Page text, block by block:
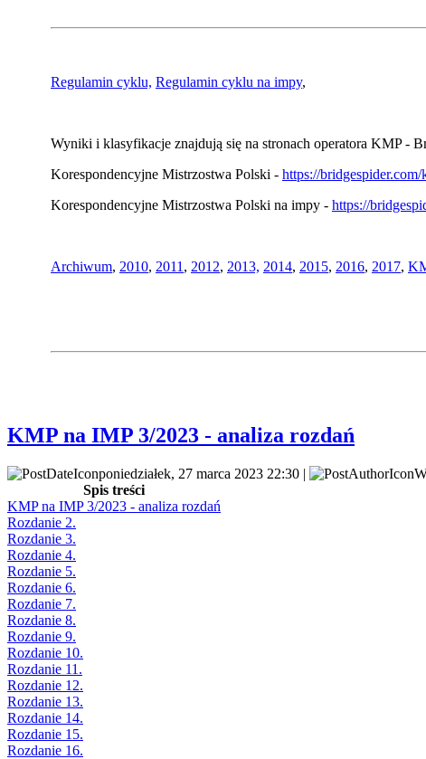
Regulamin cyklu, Regulamin cyklu na impy,
Wyniki i klasyfikacje znajdują się na stronach operatora KMP -
Korespondencyjne Mistrzostwa Polski - https://bridgespider.com/
Korespondencyjne Mistrzostwa Polski na impy - https://
Archiwum, 2010, 2011 , 2012, 2013, 2014, 2015, 2016, 2017,
KMP na IMP 3/2023 - analiza rozdań
poniedziałek, 27 marca 2023 22:30 |
Spis treści
KMP na IMP 3/2023 - analiza rozdań
Rozdanie 2.
Rozdanie 3.
Rozdanie 4.
Rozdanie 5.
Rozdanie 6.
Rozdanie 7.
Rozdanie 8.
Rozdanie 9.
Rozdanie 10.
Rozdanie 11.
Rozdanie 12.
Rozdanie 13.
Rozdanie 14.
Rozdanie 15.
Rozdanie 16.